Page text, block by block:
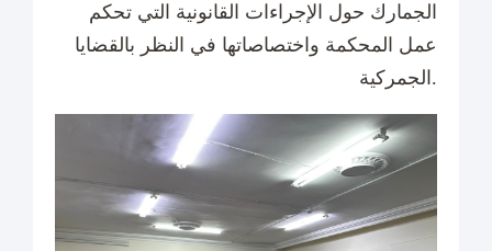
الجمارك حول الإجراءات القانونية التي تحكم
عمل المحكمة واختصاصاتها في النظر بالقضايا
الجمركية.